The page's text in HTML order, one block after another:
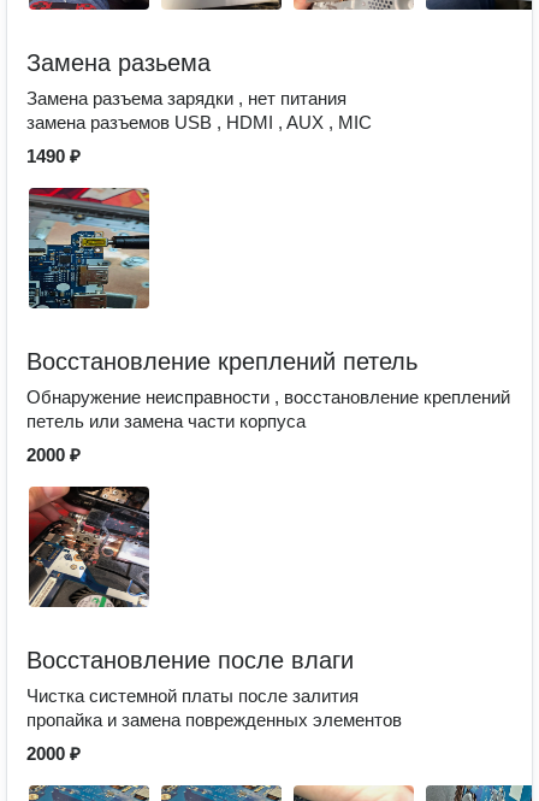
Замена разьема
Замена разъема зарядки , нет питания
замена разъемов USB , HDMI , AUX , MIC
1490 ₽
Восстановление креплений петель
Обнаружение неисправности , восстановление креплений
петель или замена части корпуса
2000 ₽
Восстановление после влаги
Чистка системной платы после залития
пропайка и замена поврежденных элементов
2000 ₽